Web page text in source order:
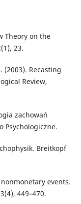
Theory on the
23.
(2003). Recasting
Review,
zachowań
Psychologiczne.
Breitkopf
events.
449–470.